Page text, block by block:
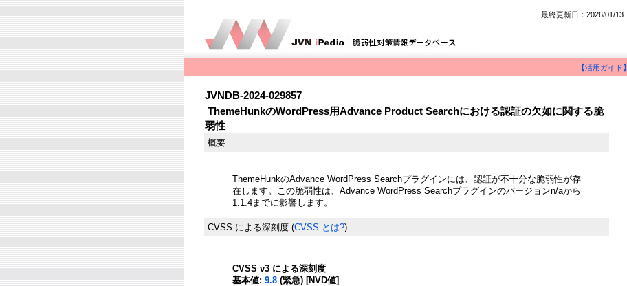
最終更新日：2026/01/13
【活用ガイド】
JVNDB-2024-029857
ThemeHunkのWordPress用Advance Product Searchにおける認証の欠如に関する脆
弱性
概要
ThemeHunkのAdvance WordPress Searchプラグインには、認証が不十分な脆弱性が存
在します。この脆弱性は、Advance WordPress Searchプラグインのバージョンn/aから
1.1.4までに影響します。
CVSS による深刻度 (CVSS とは?)
CVSS v3 による深刻度
基本値: 9.8 (緊急) [NVD値]